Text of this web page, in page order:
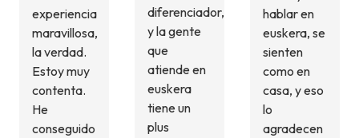
experiencia
maravillosa,
la verdad.
Estoy muy
contenta.
He
conseguido
diferenciador,
y la gente
que
atiende en
euskera
tiene un
plus
hablar en
euskera, se
sienten
como en
casa, y eso
lo
agradecen